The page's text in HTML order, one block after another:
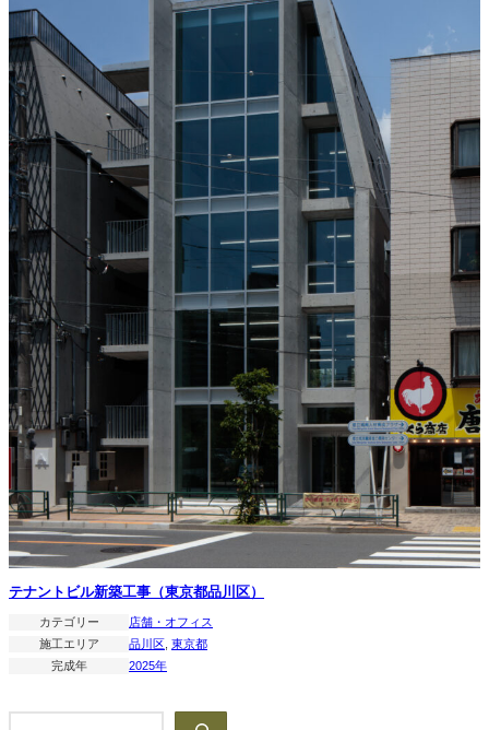
テナントビル新築工事（東京都品川区）
カテゴリー
店舗・オフィス
施工エリア
品川区 東京都
完成年
2025年